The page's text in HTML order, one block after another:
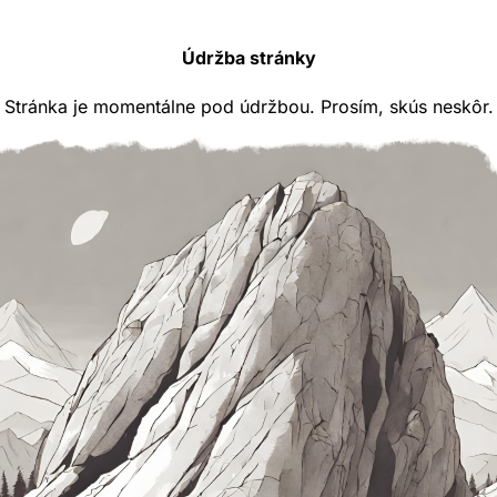
Údržba stránky
Stránka je momentálne pod údržbou. Prosím, skús neskôr.